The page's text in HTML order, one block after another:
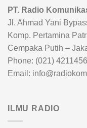
PT. Radio
Jl. Ahmad Yani
Komp. Pertamina
Cempaka Putih –
Phone: (021) 4211456
Email:
ILMU RADIO